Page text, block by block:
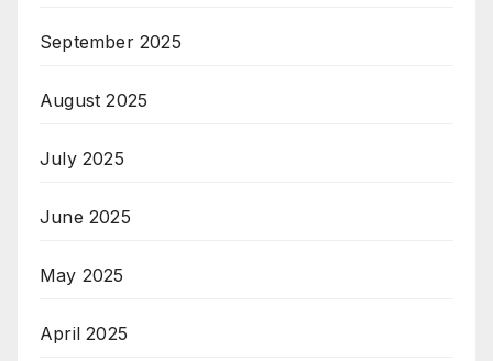
September 2025
August 2025
July 2025
June 2025
May 2025
April 2025